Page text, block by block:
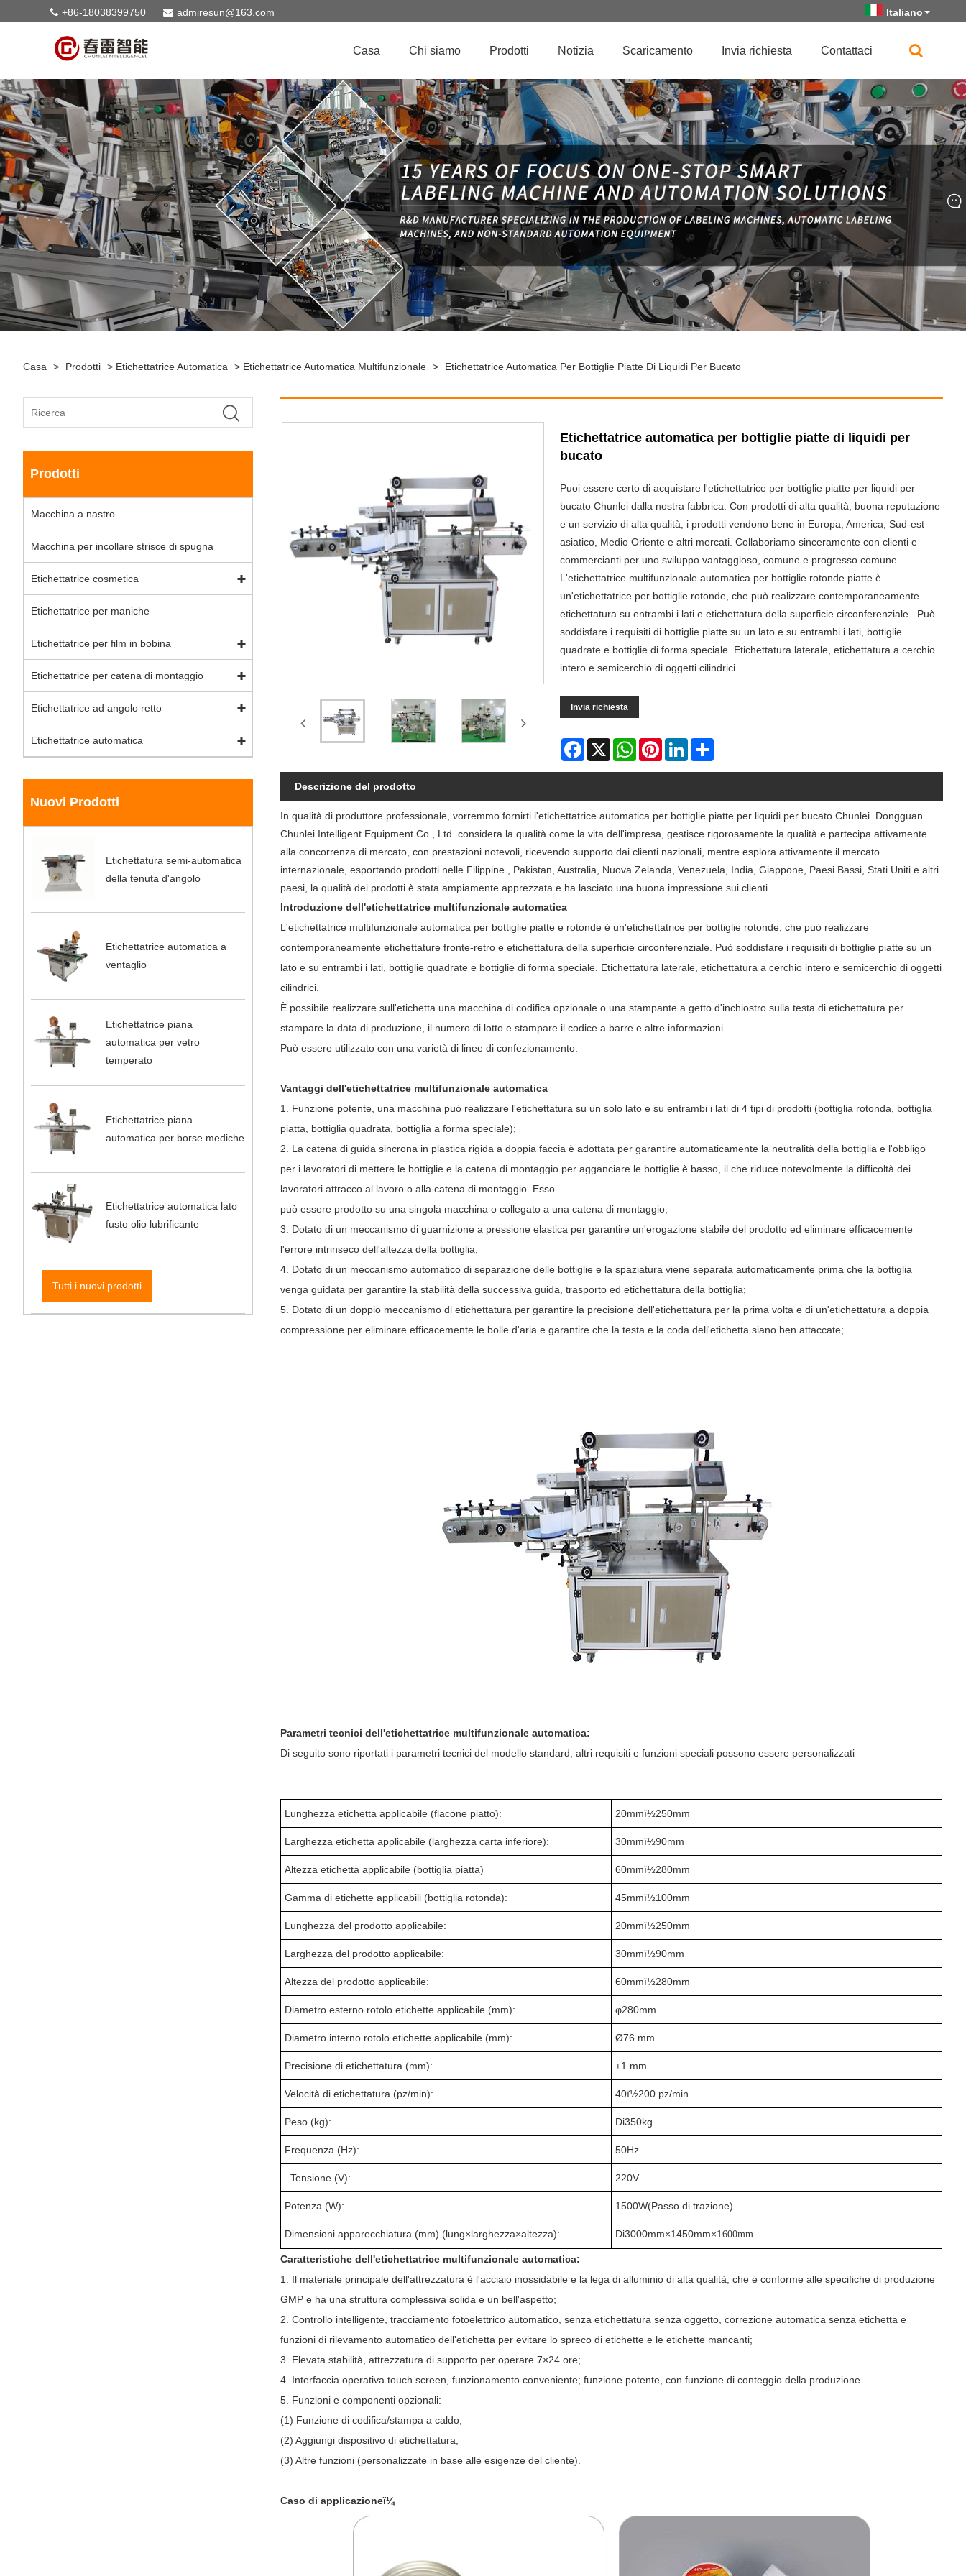
+86-18038399750 admiresun@163.com Italiano
Casa Chi siamo Prodotti Notizia Scaricamento Invia richiesta Contattaci
Casa > Prodotti > Etichettatrice Automatica > Etichettatrice Automatica Multifunzionale > Etichettatrice Automatica Per Bottiglie Piatte Di Liquidi Per Bucato
Prodotti
Macchina a nastro
Macchina per incollare strisce di spugna
Etichettatrice cosmetica
Etichettatrice per maniche
Etichettatrice per film in bobina
Etichettatrice per catena di montaggio
Etichettatrice ad angolo retto
Etichettatrice automatica
Nuovi Prodotti
Etichettatura semi-automatica
della tenuta d'angolo
Etichettatrice automatica a
ventaglio
Etichettatrice piana
automatica per vetro
temperato
Etichettatrice piana
automatica per borse mediche
Etichettatrice automatica lato
fusto olio lubrificante
Tutti i nuovi prodotti
Etichettatrice automatica per bottiglie piatte di liquidi per
bucato
Puoi essere certo di acquistare l'etichettatrice per bottiglie piatte per liquidi per
bucato Chunlei dalla nostra fabbrica. Con prodotti di alta qualità, buona reputazione
e un servizio di alta qualità, i prodotti vendono bene in Europa, America, Sud-est
asiatico, Medio Oriente e altri mercati. Collaboriamo sinceramente con clienti e
commercianti per uno sviluppo vantaggioso, comune e progresso comune.
L'etichettatrice multifunzionale automatica per bottiglie rotonde piatte è
un'etichettatrice per bottiglie rotonde, che può realizzare contemporaneamente
etichettatura su entrambi i lati e etichettatura della superficie circonferenziale . Può
soddisfare i requisiti di bottiglie piatte su un lato e su entrambi i lati, bottiglie
quadrate e bottiglie di forma speciale. Etichettatura laterale, etichettatura a cerchio
intero e semicerchio di oggetti cilindrici.
Invia richiesta
Facebook
X WhatsAppPinterestLinkedIn
Descrizione del prodotto
In qualità di produttore professionale, vorremmo fornirti l'etichettatrice automatica per bottiglie piatte per liquidi per bucato Chunlei. Dongguan
Chunlei Intelligent Equipment Co., Ltd. considera la qualità come la vita dell'impresa, gestisce rigorosamente la qualità e partecipa attivamente
alla concorrenza di mercato, con prestazioni notevoli, ricevendo supporto dai clienti nazionali, mentre esplora attivamente il mercato
internazionale, esportando prodotti nelle Filippine , Pakistan, Australia, Nuova Zelanda, Venezuela, India, Giappone, Paesi Bassi, Stati Uniti e altri
paesi, la qualità dei prodotti è stata ampiamente apprezzata e ha lasciato una buona impressione sui clienti.
Introduzione dell'etichettatrice multifunzionale automatica
L'etichettatrice multifunzionale automatica per bottiglie piatte e rotonde è un'etichettatrice per bottiglie rotonde, che può realizzare
contemporaneamente etichettature fronte-retro e etichettatura della superficie circonferenziale. Può soddisfare i requisiti di bottiglie piatte su un
lato e su entrambi i lati, bottiglie quadrate e bottiglie di forma speciale. Etichettatura laterale, etichettatura a cerchio intero e semicerchio di oggetti
cilindrici.
È possibile realizzare sull'etichetta una macchina di codifica opzionale o una stampante a getto d'inchiostro sulla testa di etichettatura per
stampare la data di produzione, il numero di lotto e stampare il codice a barre e altre informazioni.
Può essere utilizzato con una varietà di linee di confezionamento.
Vantaggi dell'etichettatrice multifunzionale automatica
1. Funzione potente, una macchina può realizzare l'etichettatura su un solo lato e su entrambi i lati di 4 tipi di prodotti (bottiglia rotonda, bottiglia
piatta, bottiglia quadrata, bottiglia a forma speciale);
2. La catena di guida sincrona in plastica rigida a doppia faccia è adottata per garantire automaticamente la neutralità della bottiglia e l'obbligo
per i lavoratori di mettere le bottiglie e la catena di montaggio per agganciare le bottiglie è basso, il che riduce notevolmente la difficoltà dei
lavoratori attracco al lavoro o alla catena di montaggio. Esso
può essere prodotto su una singola macchina o collegato a una catena di montaggio;
3. Dotato di un meccanismo di guarnizione a pressione elastica per garantire un'erogazione stabile del prodotto ed eliminare efficacemente
l'errore intrinseco dell'altezza della bottiglia;
4. Dotato di un meccanismo automatico di separazione delle bottiglie e la spaziatura viene separata automaticamente prima che la bottiglia
venga guidata per garantire la stabilità della successiva guida, trasporto ed etichettatura della bottiglia;
5. Dotato di un doppio meccanismo di etichettatura per garantire la precisione dell'etichettatura per la prima volta e di un'etichettatura a doppia
compressione per eliminare efficacemente le bolle d'aria e garantire che la testa e la coda dell'etichetta siano ben attaccate;
Parametri tecnici dell'etichettatrice multifunzionale automatica:
Di seguito sono riportati i parametri tecnici del modello standard, altri requisiti e funzioni speciali possono essere personalizzati
Lunghezza etichetta applicabile (flacone piatto): 20mmï½250mm
Larghezza etichetta applicabile (larghezza carta inferiore): 30mmï½90mm
Altezza etichetta applicabile (bottiglia piatta) 60mmï½280mm
Gamma di etichette applicabili (bottiglia rotonda): 45mmï½100mm
Lunghezza del prodotto applicabile: 20mmï½250mm
Larghezza del prodotto applicabile: 30mmï½90mm
Altezza del prodotto applicabile: 60mmï½280mm
Diametro esterno rotolo etichette applicabile (mm): φ280mm
Diametro interno rotolo etichette applicabile (mm): Ø76 mm
Precisione di etichettatura (mm): ±1 mm
Velocità di etichettatura (pz/min): 40ï½200 pz/min
Peso (kg): Di350kg
Frequenza (Hz): 50Hz
Tensione (V): 220V
Potenza (W): 1500W(Passo di trazione)
Dimensioni apparecchiatura (mm) (lung×larghezza×altezza): Di3000mm×1450mm×1600mm
Caratteristiche dell'etichettatrice multifunzionale automatica:
1. Il materiale principale dell'attrezzatura è l'acciaio inossidabile e la lega di alluminio di alta qualità, che è conforme alle specifiche di produzione
GMP e ha una struttura complessiva solida e un bell'aspetto;
2. Controllo intelligente, tracciamento fotoelettrico automatico, senza etichettatura senza oggetto, correzione automatica senza etichetta e
funzioni di rilevamento automatico dell'etichetta per evitare lo spreco di etichette e le etichette mancanti;
3. Elevata stabilità, attrezzatura di supporto per operare 7×24 ore;
4. Interfaccia operativa touch screen, funzionamento conveniente; funzione potente, con funzione di conteggio della produzione
5. Funzioni e componenti opzionali:
(1) Funzione di codifica/stampa a caldo;
(2) Aggiungi dispositivo di etichettatura;
(3) Altre funzioni (personalizzate in base alle esigenze del cliente).
Caso di applicazioneï¼